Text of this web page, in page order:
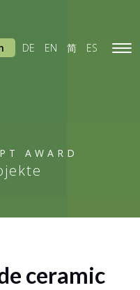
AWARD
DE EN 简 ES
ceramic